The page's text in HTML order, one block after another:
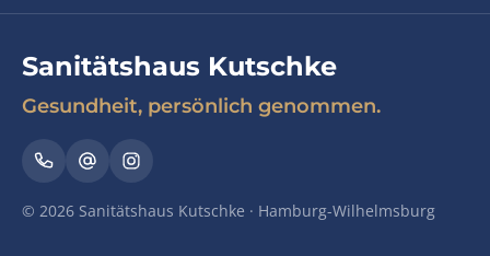
Sanitätshaus Kutschke
Gesundheit, persönlich genommen.
© 2026 Sanitätshaus Kutschke · Hamburg-Wilhelmsburg